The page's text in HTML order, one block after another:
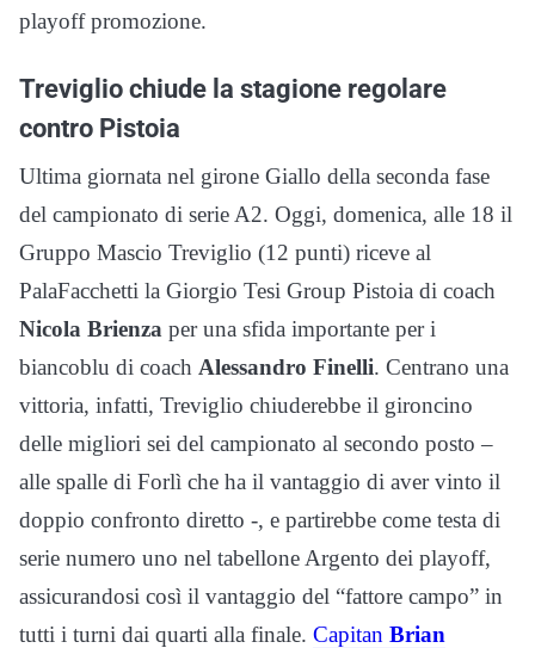
playoff promozione.
Treviglio chiude la stagione regolare
contro Pistoia
Ultima giornata nel girone Giallo della seconda fase
del campionato di serie A2. Oggi, domenica, alle 18 il
Gruppo Mascio Treviglio (12 punti) riceve al
PalaFacchetti la Giorgio Tesi Group Pistoia di coach
Nicola Brienza per una sfida importante per i
biancoblu di coach Alessandro Finelli. Centrano una
vittoria, infatti, Treviglio chiuderebbe il gironcino
delle migliori sei del campionato al secondo posto –
alle spalle di Forlì che ha il vantaggio di aver vinto il
doppio confronto diretto -, e partirebbe come testa di
serie numero uno nel tabellone Argento dei playoff,
assicurandosi così il vantaggio del “fattore campo” in
tutti i turni dai quarti alla finale. Capitan Brian